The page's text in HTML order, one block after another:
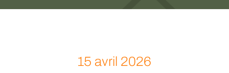
15 avril 2026